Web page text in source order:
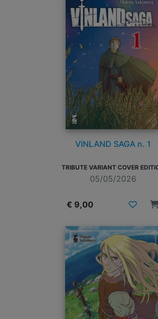
VINLAND SAGA n. 1
TRIBUTE VARIANT COVER
05/05/2026
€ 9,00